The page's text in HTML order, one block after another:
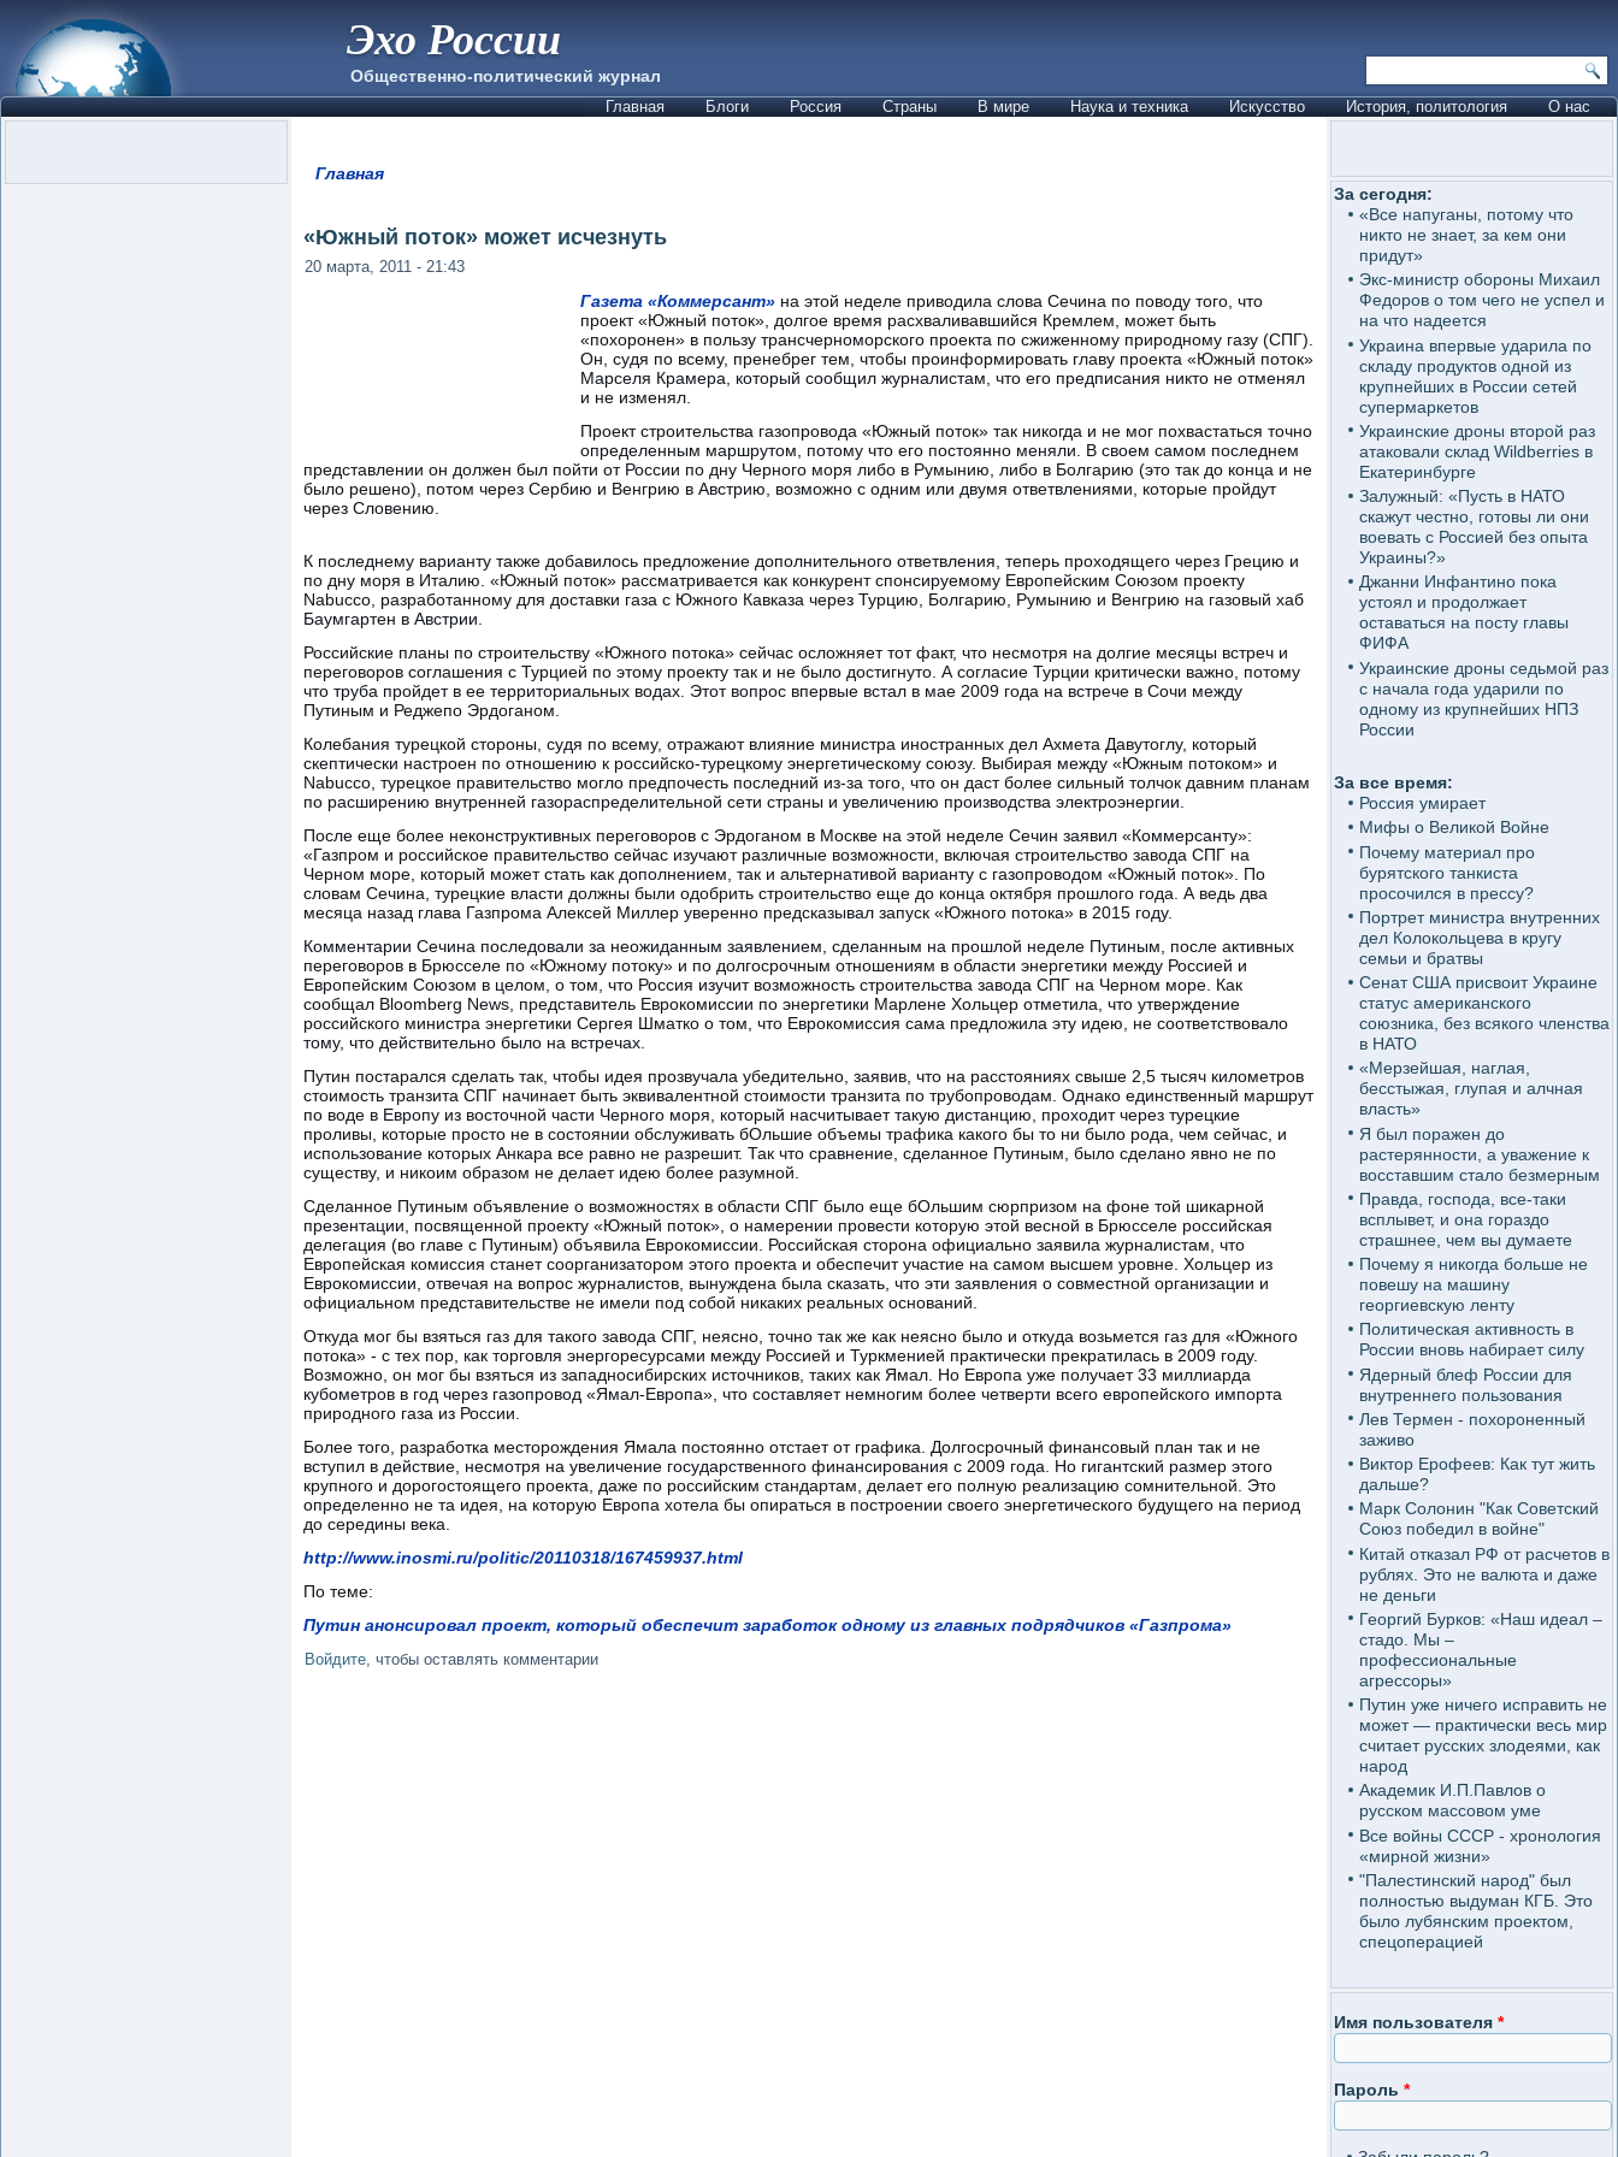
Эхо России
Общественно-политический журнал
Главная Блоги Россия Страны В мире Наука и техника Искусство История, политология О нас
Главная
«Южный поток» может исчезнуть
20 марта, 2011 - 21:43
Газета «Коммерсант» на этой неделе приводила слова Сечина по поводу того, что
проект «Южный поток», долгое время расхваливавшийся Кремлем, может быть
«похоронен» в пользу трансчерноморского проекта по сжиженному природному газу (СПГ).
Он, судя по всему, пренебрег тем, чтобы проинформировать главу проекта «Южный поток»
Марселя Крамера, который сообщил журналистам, что его предписания никто не отменял
и не изменял.
Проект строительства газопровода «Южный поток» так никогда и не мог похвастаться точно
определенным маршрутом, потому что его постоянно меняли. В своем самом последнем
представлении он должен был пойти от России по дну Черного моря либо в Румынию, либо в Болгарию (это так до конца и не
было решено), потом через Сербию и Венгрию в Австрию, возможно с одним или двумя ответвлениями, которые пройдут
через Словению.
К последнему варианту также добавилось предложение дополнительного ответвления, теперь проходящего через Грецию и
по дну моря в Италию. «Южный поток» рассматривается как конкурент спонсируемому Европейским Союзом проекту
Nabucco, разработанному для доставки газа с Южного Кавказа через Турцию, Болгарию, Румынию и Венгрию на газовый хаб
Баумгартен в Австрии.
Российские планы по строительству «Южного потока» сейчас осложняет тот факт, что несмотря на долгие месяцы встреч и
переговоров соглашения с Турцией по этому проекту так и не было достигнуто. А согласие Турции критически важно, потому
что труба пройдет в ее территориальных водах. Этот вопрос впервые встал в мае 2009 года на встрече в Сочи между
Путиным и Реджепо Эрдоганом.
Колебания турецкой стороны, судя по всему, отражают влияние министра иностранных дел Ахмета Давутоглу, который
скептически настроен по отношению к российско-турецкому энергетическому союзу. Выбирая между «Южным потоком» и
Nabucco, турецкое правительство могло предпочесть последний из-за того, что он даст более сильный толчок давним планам
по расширению внутренней газораспределительной сети страны и увеличению производства электроэнергии.
После еще более неконструктивных переговоров с Эрдоганом в Москве на этой неделе Сечин заявил «Коммерсанту»:
«Газпром и российское правительство сейчас изучают различные возможности, включая строительство завода СПГ на
Черном море, который может стать как дополнением, так и альтернативой варианту с газопроводом «Южный поток». По
словам Сечина, турецкие власти должны были одобрить строительство еще до конца октября прошлого года. А ведь два
месяца назад глава Газпрома Алексей Миллер уверенно предсказывал запуск «Южного потока» в 2015 году.
Комментарии Сечина последовали за неожиданным заявлением, сделанным на прошлой неделе Путиным, после активных
переговоров в Брюсселе по «Южному потоку» и по долгосрочным отношениям в области энергетики между Россией и
Европейским Союзом в целом, о том, что Россия изучит возможность строительства завода СПГ на Черном море. Как
сообщал Bloomberg News, представитель Еврокомиссии по энергетики Марлене Хольцер отметила, что утверждение
российского министра энергетики Сергея Шматко о том, что Еврокомиссия сама предложила эту идею, не соответствовало
тому, что действительно было на встречах.
Путин постарался сделать так, чтобы идея прозвучала убедительно, заявив, что на расстояниях свыше 2,5 тысяч километров
стоимость транзита СПГ начинает быть эквивалентной стоимости транзита по трубопроводам. Однако единственный маршрут
по воде в Европу из восточной части Черного моря, который насчитывает такую дистанцию, проходит через турецкие
проливы, которые просто не в состоянии обслуживать бОльшие объемы трафика какого бы то ни было рода, чем сейчас, и
использование которых Анкара все равно не разрешит. Так что сравнение, сделанное Путиным, было сделано явно не по
существу, и никоим образом не делает идею более разумной.
Сделанное Путиным объявление о возможностях в области СПГ было еще бОльшим сюрпризом на фоне той шикарной
презентации, посвященной проекту «Южный поток», о намерении провести которую этой весной в Брюсселе российская
делегация (во главе с Путиным) объявила Еврокомиссии. Российская сторона официально заявила журналистам, что
Европейская комиссия станет соорганизатором этого проекта и обеспечит участие на самом высшем уровне. Хольцер из
Еврокомиссии, отвечая на вопрос журналистов, вынуждена была сказать, что эти заявления о совместной организации и
официальном представительстве не имели под собой никаких реальных оснований.
Откуда мог бы взяться газ для такого завода СПГ, неясно, точно так же как неясно было и откуда возьмется газ для «Южного
потока» - с тех пор, как торговля энергоресурсами между Россией и Туркменией практически прекратилась в 2009 году.
Возможно, он мог бы взяться из западносибирских источников, таких как Ямал. Но Европа уже получает 33 миллиарда
кубометров в год через газопровод «Ямал-Европа», что составляет немногим более четверти всего европейского импорта
природного газа из России.
Более того, разработка месторождения Ямала постоянно отстает от графика. Долгосрочный финансовый план так и не
вступил в действие, несмотря на увеличение государственного финансирования с 2009 года. Но гигантский размер этого
крупного и дорогостоящего проекта, даже по российским стандартам, делает его полную реализацию сомнительной. Это
определенно не та идея, на которую Европа хотела бы опираться в построении своего энергетического будущего на период
до середины века.
http://www.inosmi.ru/politic/20110318/167459937.html
По теме:
Путин анонсировал проект, который обеспечит заработок одному из главных подрядчиков «Газпрома»
Войдите , чтобы оставлять комментарии
За сегодня:
«Все напуганы, потому что
никто не знает, за кем они
придут»
Экс-министр обороны Михаил
Федоров о том чего не успел и
на что надеется
Украина впервые ударила по
складу продуктов одной из
крупнейших в России сетей
супермаркетов
Украинские дроны второй раз
атаковали склад Wildberries в
Екатеринбурге
Залужный: «Пусть в НАТО
скажут честно, готовы ли они
воевать с Россией без опыта
Украины?»
Джанни Инфантино пока
устоял и продолжает
оставаться на посту главы
ФИФА
Украинские дроны седьмой раз
с начала года ударили по
одному из крупнейших НПЗ
России
За все время:
Россия умирает
Мифы о Великой Войне
Почему материал про
бурятского танкиста
просочился в прессу?
Портрет министра внутренних
дел Колокольцева в кругу
семьи и братвы
Сенат США присвоит Украине
статус американского
союзника, без всякого членства
в НАТО
«Мерзейшая, наглая,
бесстыжая, глупая и алчная
власть»
Я был поражен до
растерянности, а уважение к
восставшим стало безмерным
Правда, господа, все-таки
всплывет, и она гораздо
страшнее, чем вы думаете
Почему я никогда больше не
повешу на машину
георгиевскую ленту
Политическая активность в
России вновь набирает силу
Ядерный блеф России для
внутреннего пользования
Лев Термен - похороненный
заживо
Виктор Ерофеев: Как тут жить
дальше?
Марк Солонин "Как Советский
Союз победил в войне"
Китай отказал РФ от расчетов в
рублях. Это не валюта и даже
не деньги
Георгий Бурков: «Наш идеал –
стадо. Мы –
профессиональные
агрессоры»
Путин уже ничего исправить не
может — практически весь мир
считает русских злодеями, как
народ
Академик И.П.Павлов о
русском массовом уме
Все войны СССР - хронология
«мирной жизни»
"Палестинский народ" был
полностью выдуман КГБ. Это
было лубянским проектом,
спецоперацией
Имя пользователя *
Пароль *